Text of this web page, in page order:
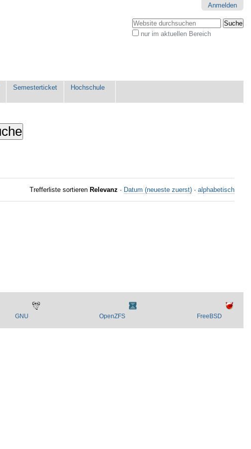
Anmelden
Website durchsuchen
nur im aktuellen Bereich
Semesterticket Hochschule
Trefferliste sortieren Relevanz · Datum (neueste zuerst) · alphabetisch
GNU OpenZFS FreeBSD